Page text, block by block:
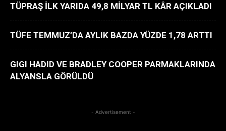
TÜPRAŞ İLK YARIDA 49,8 MİLYAR TL KÂR AÇIKLADI
TÜFE TEMMUZ’DA AYLIK BAZDA YÜZDE 1,78 ARTTI
GIGI HADID VE BRADLEY COOPER PARMAKLARINDA
ALYANSLA GÖRÜLDÜ
- Advertisement -